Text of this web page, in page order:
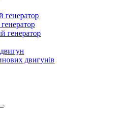
генератор
генератор
двигунів